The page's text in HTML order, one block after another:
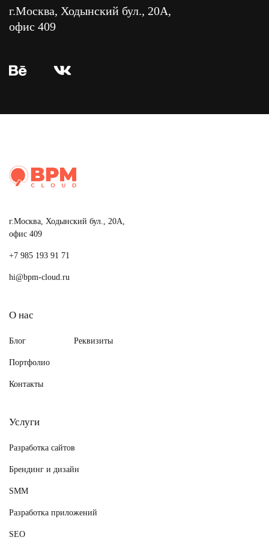
г.Москва, Ходынский бул., 20А,
офис 409
г.Москва, Ходынский бул., 20А,
офис 409
+7 985 193 91 71
hi@bpm-cloud.ru
О нас
Блог
Портфолио
Контакты
Реквизиты
Услуги
Разработка сайтов
Брендинг и дизайн
SMM
Разработка приложений
SEO